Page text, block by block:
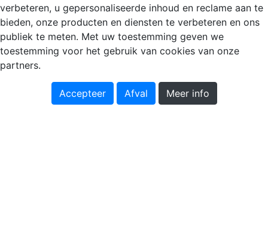
verbeteren, u gepersonaliseerde inhoud en reclame aan te
bieden, onze producten en diensten te verbeteren en ons
publiek te meten. Met uw toestemming geven we
toestemming voor het gebruik van cookies van onze
partners.
Accepteer Afval Meer info